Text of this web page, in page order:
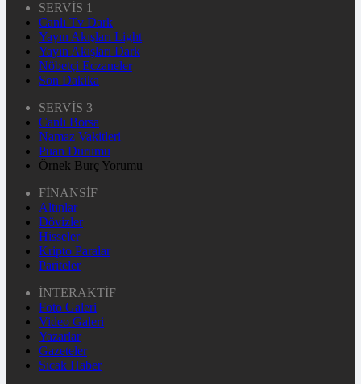
SERVİS 1
Canlı Tv Dark
Yayın Akışları Light
Yayın Akışları Dark
Nöbetçi Eczaneler
Son Dakika
SERVİS 3
Canlı Borsa
Namaz Vakitleri
Puan Durumu
Örnek Burç Yorumu
FİNANSİF
Altınlar
Dövizler
Hisseler
Kripto Paralar
Pariteler
İNTERAKTİF
Foto Galeri
Video Galeri
Yazarlar
Gazeteler
Sıcak Haber